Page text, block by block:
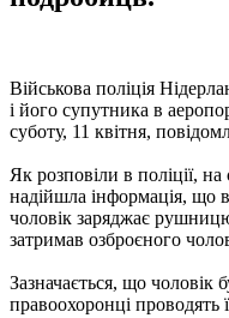
Військова поліція
і його супутника в
суботу, 11 квітня,
Як розповіли в поліції,
надійшла інформація, що
чоловік заряджає
затримав озброєного
Зазначається, що чоловік
правоохоронці проводять